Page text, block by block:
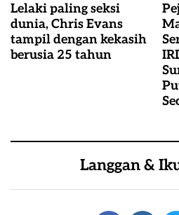
Lelaki paling seksi
dunia, Chris Evans
tampil dengan kekasih
berusia 25 tahun
Langgan &